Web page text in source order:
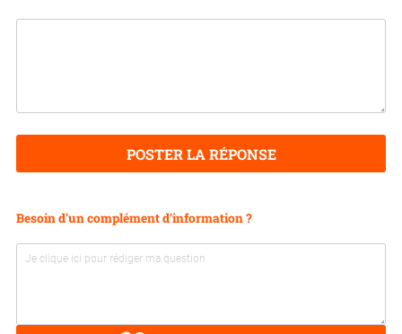
POSTER LA RÉPONSE
Besoin d'un complément d'information ?